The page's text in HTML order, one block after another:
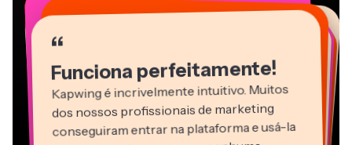
“
Funciona perfeitamente!
Kapwing é incrivelmente intuitivo. Muitos
dos nossos profissionais de marketing
conseguiram entrar na plataforma e usá-la
“
“
“
“
“
“
“